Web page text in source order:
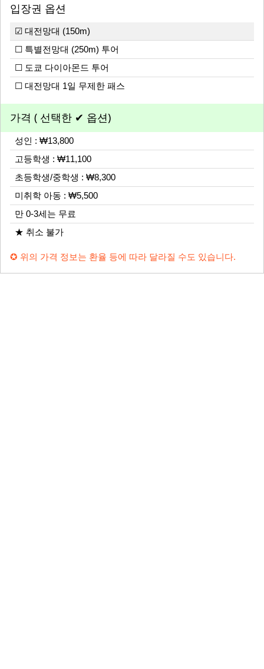
입장권 옵션
☑ 대전망대 (150m)
☐ 특별전망대 (250m) 투어
☐ 도쿄 다이아몬드 투어
☐ 대전망대 1일 무제한 패스
가격 ( 선택한 ✔ 옵션)
성인 : ₩13,800
고등학생 : ₩11,100
초등학생/중학생 : ₩8,300
미취학 아동 : ₩5,500
만 0-3세는 무료
★ 취소 불가
✪ 위의 가격 정보는 환율 등에 따라 달라질 수도 있습니다.